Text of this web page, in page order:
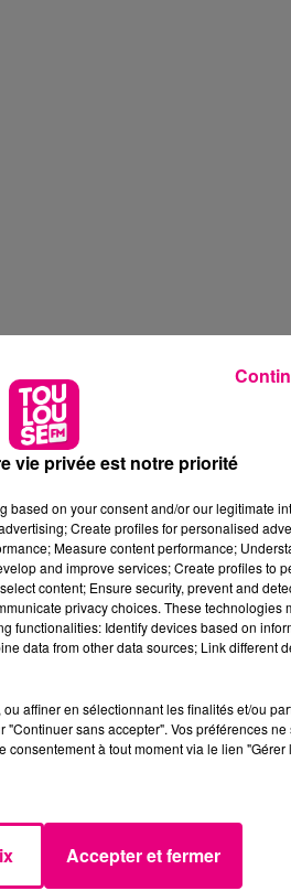
vie privée est notre priorité
based on your consent and/or our legitimate
Create profiles for personalised
Measure content performance;
and improve services; Create profiles to
content; Ensure security, prevent and
privacy choices. These technologies
functionalities: Identify devices based on
data from other data sources; Link different
affiner en sélectionnant les finalités et/ou
sans accepter". Vos préférences
à tout moment via le lien
Accepter et fermer